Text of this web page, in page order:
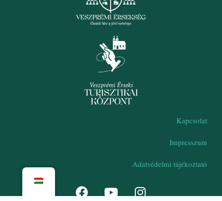
Kapcsolat
Impresszum
Adatvédelmi tájékoztató